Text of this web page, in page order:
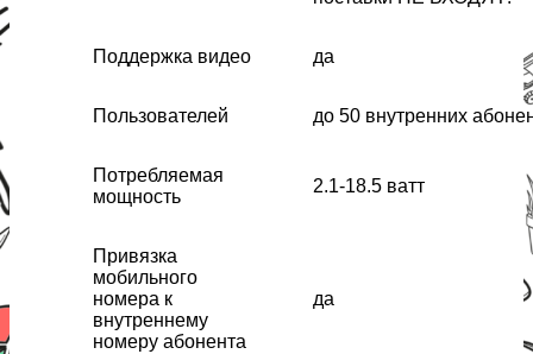
Поддержка видео да
Пользователей до 50 внутренних
Потребляемая
мощность
2.1-18.5 ватт
Привязка
мобильного
номера к
внутреннему
номеру абонента
да